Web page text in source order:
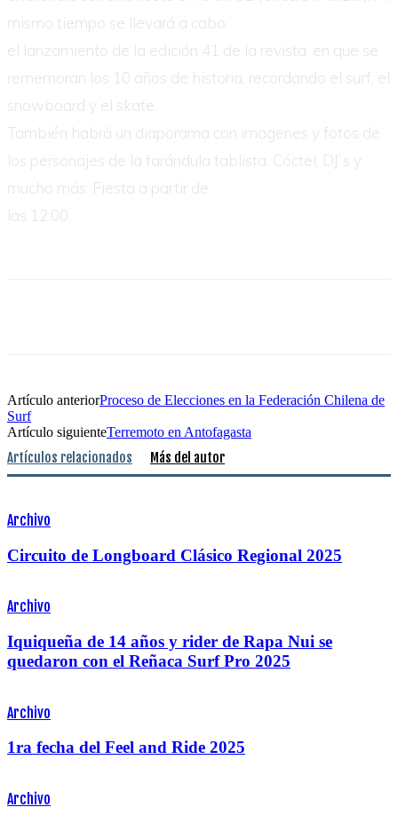
mismo tiempo se llevará a cabo
el lanzamiento de la edición 41 de la revista, en que se
rememoran los 10 años de historia, recordando el surf, el
snowboard y el skate.
También habrá un diaporama con imagenes y fotos de
los personajes de la farándula tablista. Cóctel, DJ`s y
mucho más. Fiesta a partir de
las 12:00.
Artículo anteriorProceso de Elecciones en la Federación Chilena de
Surf
Artículo siguienteTerremoto en Antofagasta
Artículos relacionados Más del autor
Archivo
Circuito de Longboard Clásico Regional 2025
Archivo
Iquiqueña de 14 años y rider de Rapa Nui se
quedaron con el Reñaca Surf Pro 2025
Archivo
1ra fecha del Feel and Ride 2025
Archivo